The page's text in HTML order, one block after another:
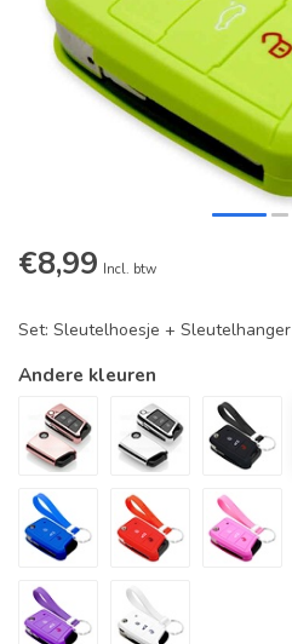
€8,99 Incl. btw
Set: Sleutelhoesje + Sleutelhanger
Andere kleuren